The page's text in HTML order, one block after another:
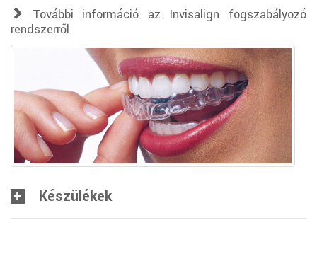
További információ az Invisalign fogszabályozó
rendszerről
Készülékek